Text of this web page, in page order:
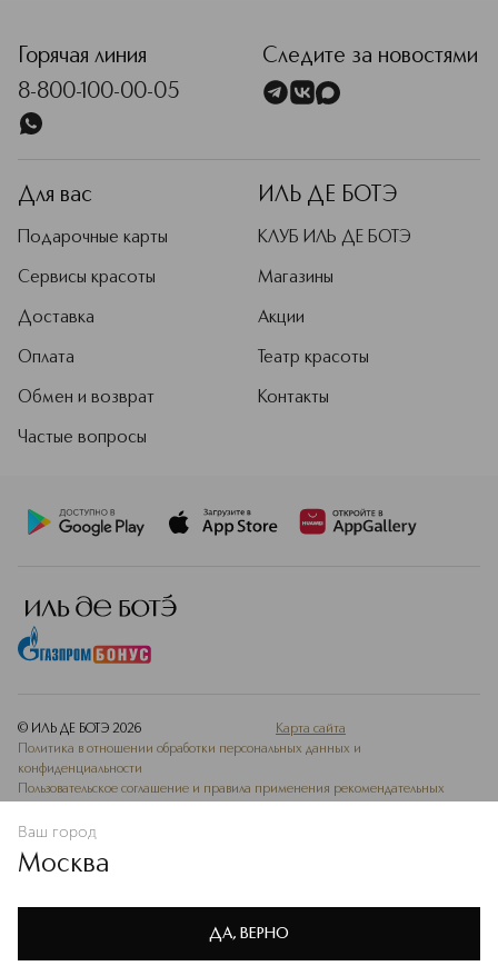
Политике конфиденциальности
Горячая линия
8-800-100-00-05
Следите за новостями
Для вас
Подарочные карты
Сервисы красоты
Доставка
Оплата
Обмен и возврат
Частые вопросы
ИЛЬ ДЕ БОТЭ
КЛУБ ИЛЬ ДЕ БОТЭ
Магазины
Акции
Театр красоты
Контакты
© ИЛЬ ДЕ БОТЭ 2026
Карта сайта
Политика в отношении обработки персональных данных и
конфиденциальности
Пользовательское соглашение и правила применения рекомендательных
Ведомость СОУТ
Ваш город
Москва
ДА, ВЕРНО